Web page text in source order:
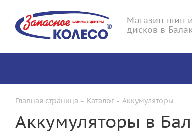
Магазин шин
дисков в
Главная страница - Каталог - Аккумуляторы
Аккумуляторы в